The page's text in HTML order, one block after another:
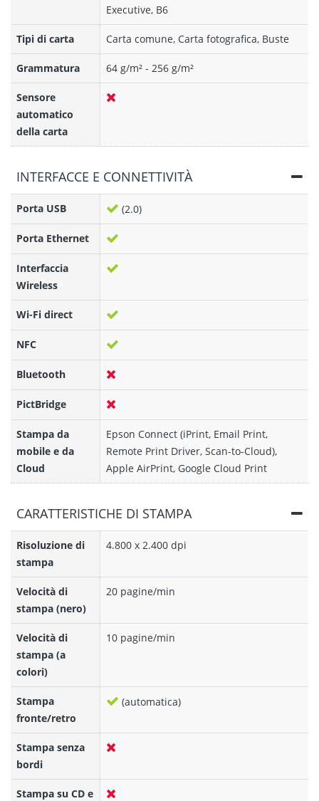
Executive, B6
Tipi di carta Carta comune, Carta fotografica, Buste
Grammatura 64 g/m² - 256 g/m²
Sensore
automatico
della carta
INTERFACCE E CONNETTIVITÀ
Porta USB (2.0)
Porta Ethernet
Interfaccia
Wireless
Wi-Fi direct
NFC
Bluetooth
PictBridge
Stampa da
mobile e da
Cloud
Epson Connect (iPrint, Email Print,
Remote Print Driver, Scan-to-Cloud),
Apple AirPrint, Google Cloud Print
CARATTERISTICHE DI STAMPA
Risoluzione di
stampa
4.800 x 2.400 dpi
Velocità di
stampa (nero)
20 pagine/min
Velocità di
stampa (a
colori)
10 pagine/min
Stampa
fronte/retro
(automatica)
Stampa senza
bordi
Stampa su CD e